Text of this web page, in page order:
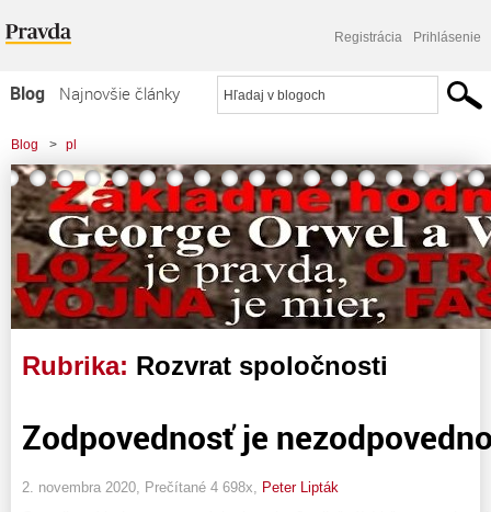
Registrácia Prihlásenie
Blog
Najnovšie články
Najčítanejšie články
Najkomentovanejšie články
Zoznam blogov
Komerčné blogy
Blog > pl
Rubrika: Rozvrat spoločnosti
Zodpovednosť je
2. novembra 2020, Prečítané 4 698x, Peter Lipták